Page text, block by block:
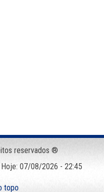
reservados ®
07/08/2026 - 22:45
topo